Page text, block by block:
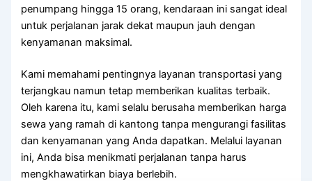
penumpang hingga 15 orang, kendaraan ini sangat ideal
untuk perjalanan jarak dekat maupun jauh dengan
kenyamanan maksimal.
Kami memahami pentingnya layanan transportasi yang
terjangkau namun tetap memberikan kualitas terbaik.
Oleh karena itu, kami selalu berusaha memberikan harga
sewa yang ramah di kantong tanpa mengurangi fasilitas
dan kenyamanan yang Anda dapatkan. Melalui layanan
ini, Anda bisa menikmati perjalanan tanpa harus
mengkhawatirkan biaya berlebih.